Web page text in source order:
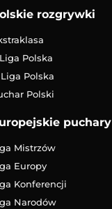
rozgrywki
Polska
Liga Polska
Polski
puchary
Mistrzów
Europy
Konferencji
Narodów